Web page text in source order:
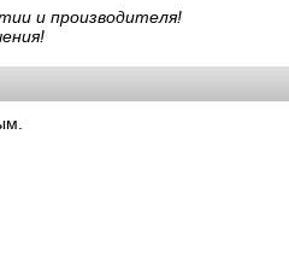
и производителя!